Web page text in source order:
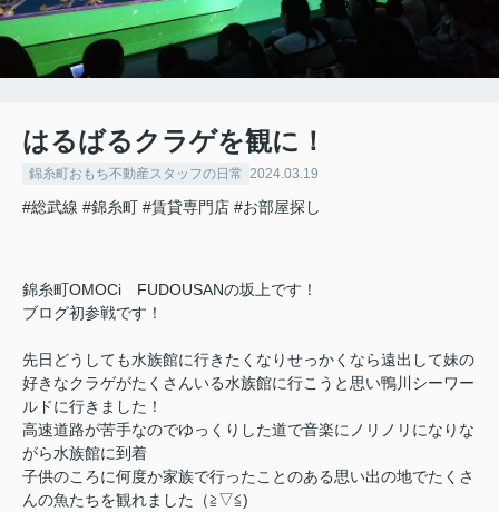
はるばるクラゲを観に！
錦糸町おもち不動産スタッフの日常 2024.03.19
#総武線 #錦糸町 #賃貸専門店 #お部屋探し
錦糸町OMOCi FUDOUSANの坂上です！
ブログ初参戦です！
先日どうしても水族館に行きたくなりせっかくなら遠出して妹の
好きなクラゲがたくさんいる水族館に行こうと思い鴨川シーワー
ルドに行きました！
高速道路が苦手なのでゆっくりした道で音楽にノリノリになりな
がら水族館に到着
子供のころに何度か家族で行ったことのある思い出の地でたくさ
んの魚たちを観れました（≧▽≦)